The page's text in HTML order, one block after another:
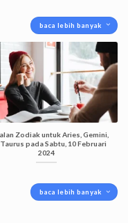
baca lebih banyak
Zodiak untuk Aries, Gemini,
pada Sabtu, 10 Februari
2024
baca lebih banyak